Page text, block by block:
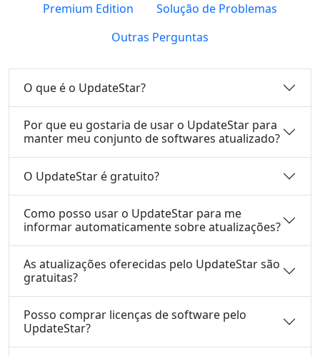
Premium Edition
Solução de Problemas
Outras Perguntas
O que é o UpdateStar?
Por que eu gostaria de usar o UpdateStar para
manter meu conjunto de softwares atualizado?
O UpdateStar é gratuito?
Como posso usar o UpdateStar para me
informar automaticamente sobre atualizações?
As atualizações oferecidas pelo UpdateStar são
gratuitas?
Posso comprar licenças de software pelo
UpdateStar?